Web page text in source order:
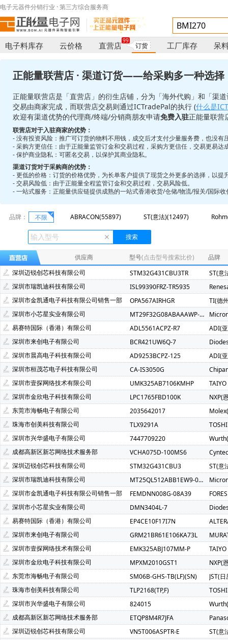
电子元器件分销行业 · 第三方综合服务商
电子料库存 云价格 直营店
99
订货 工厂库存 呆
正能量联营店 · 渠道订货——给采购多一种选择
正能量联营店是「直营店」的衍生店铺，分为「海外代购」和「渠
交易由商家完成，而联营店交易则通过ICTradePal的执行 (什么是
欢迎有渠道优势的代理商/终端/分销商朋友申请免费入驻正能量联营
联营店对于入驻商家的优势：
- 没有投资风险：推广可订货的物料不用钱，成交后才支付少量服务费，也没有
- 采购方更信任：由于正能量监管订金和交易过程，采购方更信任，交易更易达
- 保护商业隐私：可匿名交易，以保护其商业隐私。
渠道订货对于采购商的优势：
- 更低的价格：订货的价格优势，为长单客户提供了现货之外更多的选择，以提
- 交易风险低：由于正能量全程监管订金和交易过程，交易风险低。
- 一站式服务：正能量供应链提供成熟的一站式香港收货/仓储/物流/报关/国际
品牌： 不限 ABRACON(55897) ST(意法)(12497)
Ecliptek(507)
TOSHIBA(东芝)(400)
XLSEMI(芯龙)(185)
Renesas(瑞萨)(162)
Mindmotion(灵动微)(72)
JST(日压)(70)
Cyntec(乾坤
Infineon(英飞凌)(49)
Hisilicon(海思)(40)
Cachip(锦锐
SGMICRO(圣邦微)(34)
Cypress(赛普拉斯)(31)
Brightking(台湾君耀)(22)
MotorComm(裕太微)(22)
SILICON LABS(芯科)(20)
RUNIC(润石)(19)
Chiplntelli(
LOWPOWER(微源半导体)(14)
HED(华大电子)(13)
X-
XILINX(赛灵思)(10)
Nuvoton(新唐)(9)
WALTER(华德)(9)
SAMSUNG(三星)(7)
BERYL(绿宝石)(7)
ORIENTAL
YXC(扬兴晶振)(5)
STE(松田)(5)
Geehy(珠海极海)(5)
Wayon(上海维安)(3)
Maxlinear(迈凌)(3)
Qorvo(威讯联
Chinamobile(中移物联网)(3)
BYD(比亚迪)(3)
HDSC(华
fangtek(方泰)(2)
KINETIC(芯凯)(2)
Littelfuse(力特)(2)
TXC(晶技)(2)
e2v technologies(2)
Astrodyne TDI
Joulwatt(杰华特)(2)
SOUTHCHIP(南芯)(2)
CXMT(长鑫
Atmel(爱特梅尔)(1)
Avago(安华高)(1)
BELLING(上海贝
C&K Components(1)
Everest-semi(顺芯)(1)
ESMT(晶
INTEL(英特尔)(1)
IXYS(艾赛斯)(1)
Lattice(莱迪斯)(1)
PULSE ELECTRONICS(1)
Rubycon(红宝石)(1)
U-BLOX(
SOC(赛元微)(1)
Createk Micro(达晶微)(1)
TONTEK(台
Anlogic(安路科技)(1)
HEXIN(禾芯微)(1)
Chipanalog(川
SHOU HAN(首韩)(1)
RYCHiP(蕊源)(1) Unilc(紫光国芯
供应商 型号(点击型号搜索比价)
品牌
深圳迈锐创芯科技有限公司
STM32G431CBU3TR
ST(意
深圳市瑞凯迪科技有限公司
ISL99390FRZ-TR5935
深圳市金凯通电子科技有限公司销售一部
OPA567AIRHGR
TI(德
深圳市小芯星实业有限公司
MT29F32G08ABAAAWP-ITZ:A
易赛特国际（香港）有限公司
ADL5561ACPZ-R7
ADI(
深圳市来创电子有限公司
BCR421UW6Q-7
深圳市晨高电子科技有限公司
AD9253BCPZ-125
ADI(
深圳市桓茂芯电子科技有限公司
CA-IS3050G
深圳市壹探网络技术有限公司
UMK325AB7106KMHP
深圳市金欣电子科技有限公司
LPC1765FBD100K
NXP(
东莞市海畅电子有限公司
2035642017
珠海市创美科技有限公司
TLX9291A
深圳市兴华盛电子有限公司
7447709220
成都高新区新芯网络技术服务部
VCHA075D-100MS6
深圳迈锐创芯科技有限公司
STM32G431CBU3
ST(意
深圳市瑞凯迪科技有限公司
MT25QL512ABB1EW9-0SIT
深圳市金凯通电子科技有限公司销售一部
FEMDNN008G-08A39
深圳市小芯星实业有限公司
DMN3404L-7
易赛特国际（香港）有限公司
EP4CE10F17I7N
深圳市来创电子有限公司
GRM21BR61E106KA73L
深圳市壹探网络技术有限公司
EMK325ABJ107MM-P
深圳市金欣电子科技有限公司
MPXM2010GST1
NXP(
东莞市海畅电子有限公司
SM06B-GHS-TB(LF)(SN)
JST(
珠海市创美科技有限公司
TLP2168(TP,F)
深圳市兴华盛电子有限公司
824015
成都高新区新芯网络技术服务部
ETQP8M4R7JFA
深圳迈锐创芯科技有限公司
VN5T006ASPTR-E
ST(意